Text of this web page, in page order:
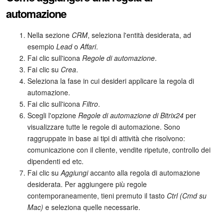
Analisi CRM
Generatore BI
Bitrix24 Market
Siti e store
Online store
Dipendenti
Knowledge base
Firma elettronica
Firma elettronica per HR
automazione
Nella sezione CRM, seleziona l'entità desiderata, ad
esempio LeadoAffari.
Fai clic sull'icona Regole di automazione.
Fai clic su Crea.
Seleziona la fase in cui desideri applicare la regola di
automazione.
Fai clic sull'icona Filtro.
Scegli l'opzione Regole di automazione di Bitrix24 per
visualizzare tutte le regole di automazione. Sono
raggruppate in base ai tipi di attività che risolvono:
comunicazione con il cliente, vendite ripetute, controllo dei
dipendenti ed etc.
Fai clic suAggiungiaccanto alla regola di automazione
desiderata. Per aggiungere più regole
contemporaneamente, tieni premuto il tasto Ctrl (Cmd su
Mac) e seleziona quelle necessarie.